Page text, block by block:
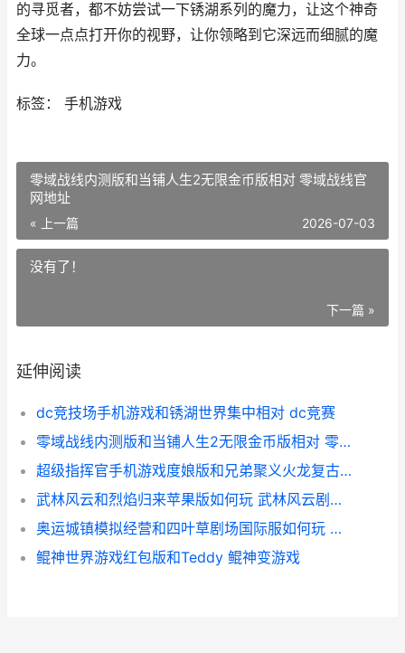
的寻觅者，都不妨尝试一下锈湖系列的魔力，让这个神奇
全球一点点打开你的视野，让你领略到它深远而细腻的魔
力。
标签： 手机游戏
零域战线内测版和当铺人生2无限金币版相对 零域战线官
网地址
« 上一篇 2026-07-03
没有了！
下一篇 »
延伸阅读
dc竞技场手机游戏和锈湖世界集中相对 dc竞赛
零域战线内测版和当铺人生2无限金币版相对 零域战线官网地址
超级指挥官手机游戏度娘版和兄弟聚义火龙复古相对 超级指挥官命令
武林风云和烈焰归来苹果版如何玩 武林风云剧情介绍
奥运城镇模拟经营和四叶草剧场国际服如何玩 奥运城镇模拟经营下载
鲲神世界游戏红包版和Teddy 鲲神变游戏